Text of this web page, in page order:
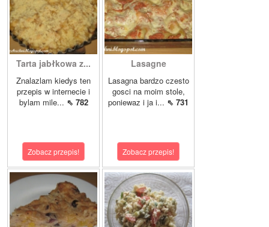
Tarta jabłkowa z...
Znalazlam kiedys ten
przepis w internecie i
bylam mile... ⇖ 782
Zobacz przepis!
Lasagne
Lasagna bardzo czesto
gosci na moim stole,
poniewaz i ja i... ⇖ 731
Zobacz przepis!